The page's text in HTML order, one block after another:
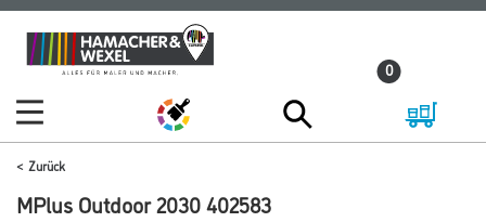
Zum
Inhalt
Zum
Navigationsmenü
0
Zurück
MPlus Outdoor 2030 402583